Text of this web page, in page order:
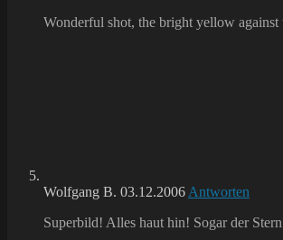
Wonderful shot, the bright yellow against
Wolfgang B. 03.12.2006 Antworten
Superbild! Alles haut hin! Sogar der